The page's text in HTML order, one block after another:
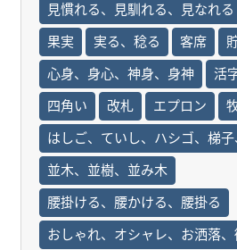
見慣れる、見馴れる、見なれる
果実
実る、稔る 客席
心身、身心、神身、身神
活
四角い
改札 エプロン
はしご、ていし、ハシゴ、梯
並木、並樹、並み木
腰掛ける、腰かける、腰掛る
おしゃれ、オシャレ、お洒落